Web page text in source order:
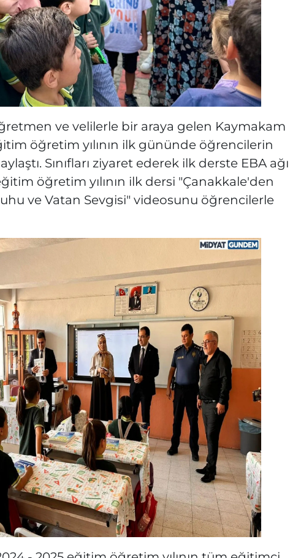
ve velilerle bir araya gelen Kaymakam
öğretim yılının ilk gününde öğrencilerin
Sınıfları ziyaret ederek ilk derste EBA ağı
öğretim yılının ilk dersi "Çanakkale'den
ve Vatan Sevgisi" videosunu öğrencilerle